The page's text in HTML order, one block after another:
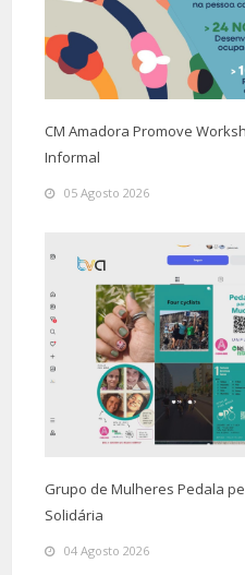
CM Amadora Promove
Informal
05 Agosto 2026
Grupo de Mulheres Pedala
Solidária
04 Agosto 2026